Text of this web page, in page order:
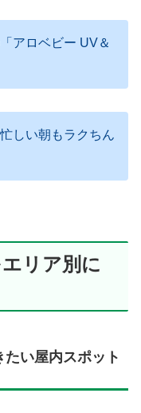
アロベビー UV＆
しい朝もラクちん
リア別に
たい屋内スポット